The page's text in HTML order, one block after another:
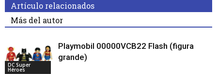
Artículo relacionados
Más del autor
DC Super
Héroes
Playmobil 00000VCB22 Flash (figura
grande)